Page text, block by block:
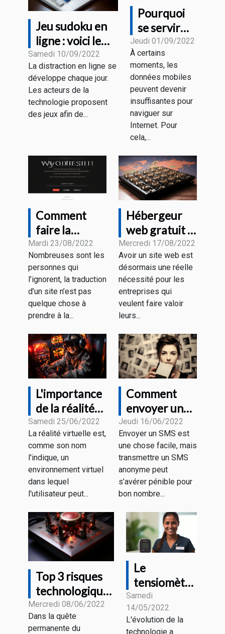
Jeu sudoku en
ligne : voici le
fonctionnement
Samedi 10/09/2022
La distraction en ligne se
développe chaque jour.
Les acteurs de la
technologie proposent
des jeux afin de...
Pourquoi
se servir
d'un VPN
sur un Wi-
Fi public ?
Jeudi 01/09/2022
À certains
moments, les
données mobiles
peuvent devenir
insuffisantes pour
naviguer sur
Internet. Pour
cela,...
Comment
faire la
traduction de
son site
internet ?
Mardi 23/08/2022
Nombreuses sont les
personnes qui
l’ignorent, la traduction
d’un site n’est pas
quelque chose à
prendre à la...
Hébergeur
web gratuit :
quelques
critères pour
faire un bon
choix
Mercredi 17/08/2022
Avoir un site web est
désormais une réelle
nécessité pour les
entreprises qui
veulent faire valoir
leurs...
L'importance
de la réalité
virtuelle
Samedi 25/06/2022
La réalité virtuelle est,
comme son nom
l'indique, un
environnement virtuel
dans lequel
l'utilisateur peut...
Comment
envoyer un
SMS
anonyme
gratuitement
?
Jeudi 16/06/2022
Envoyer un SMS est
une chose facile, mais
transmettre un SMS
anonyme peut
s’avérer pénible pour
bon nombre...
Top 3 risques
technologiques
majeurs
Mercredi 08/06/2022
Dans la quête
permanente du
Le
tensiomètre
connecté :
De quoi
s’agit-il ?
Samedi
14/05/2022
L'évolution de la
technologie a